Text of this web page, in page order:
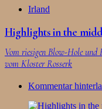
Irland
Highlights in the
Vom riesigen Blow-Hole und
vom Kloster Rosserk
Kommentar